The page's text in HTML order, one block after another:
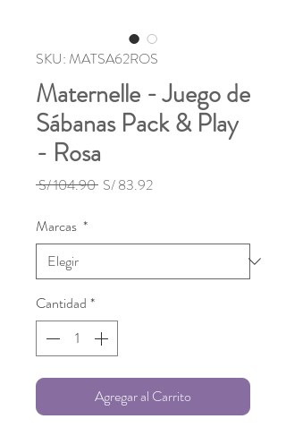
SKU: MATSA62ROS
Maternelle - Juego de
Sábanas Pack & Play
- Rosa
S/ 104.90 Precio
S/ 83.92Precio
Marcas *
Cantidad *
Agregar al Carrito